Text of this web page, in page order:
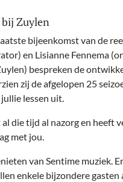
Zuylen
bijeenkomst van de
en Lisianne Fennema
bespreken de
zij de afgelopen 25
lessen uit.
die tijd al nazorg en heeft
met jou.
van Sentime muziek.
enkele bijzondere